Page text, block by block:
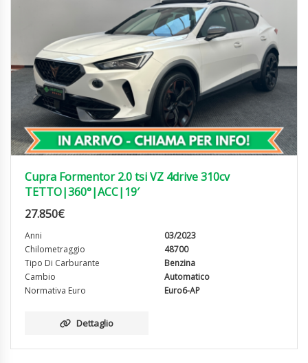
Cupra Formentor 2.0 tsi VZ 4drive 310cv
TETTO|360°|ACC|19′
27.850€
Anni
03/2023
Chilometraggio
48700
Tipo Di Carburante
Benzina
Cambio
Automatico
Normativa Euro
Euro6-AP
Dettaglio